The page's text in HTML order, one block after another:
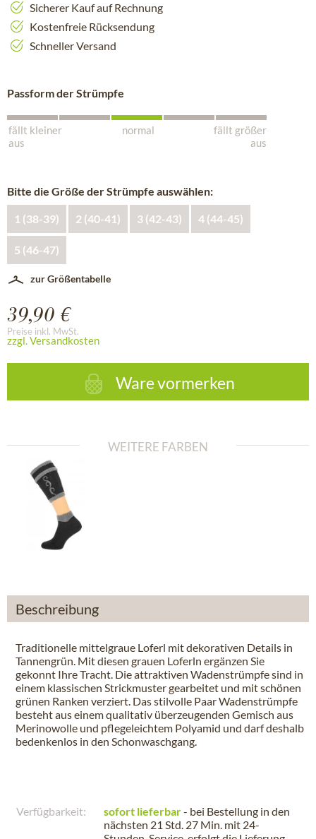
Sicherer Kauf auf Rechnung
Kostenfreie Rücksendung
Schneller Versand
Passform der Strümpfe
fällt kleiner
aus
normal
fällt größer
aus
Bitte die Größe der Strümpfe auswählen:
1 (38-39) 2 (40-41) 3 (42-43) 4 (44-45)
5 (46-47)
zur Größentabelle
39,90 €
Preise inkl. MwSt.
zzgl. Versandkosten
Ware vormerken
WEITERE FARBEN
Beschreibung
Traditionelle mittelgraue Loferl mit dekorativen Details in
Tannengrün. Mit diesen grauen Loferln ergänzen Sie
gekonnt Ihre Tracht. Die attraktiven Wadenstrümpfe sind in
einem klassischen Strickmuster gearbeitet und mit schönen
grünen Ranken verziert. Das stilvolle Paar Wadenstrümpfe
besteht aus einem qualitativ überzeugenden Gemisch aus
Merinowolle und pflegeleichtem Polyamid und darf deshalb
bedenkenlos in den Schonwaschgang.
Verfügbarkeit: sofort lieferbar- bei Bestellung in den
nächsten 21 Std. 27 Min. mit 24-